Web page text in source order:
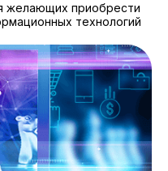
желающих приобрести
технологий